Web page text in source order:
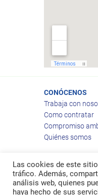
CONÓCENOS
Trabaja con
Como contratar
Compromiso
Quiénes somos
© 2026Ragas
Las cookies de este
tráfico. Además,
análisis web, quienes
haya hecho de sus